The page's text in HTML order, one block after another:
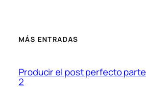
MÁS ENTRADAS
Producir el post perfecto parte
2